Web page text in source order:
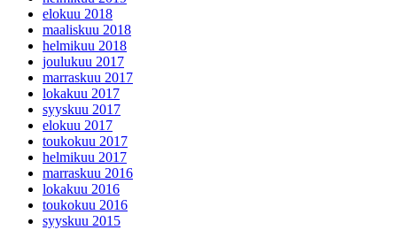
elokuu 2018
maaliskuu 2018
helmikuu 2018
joulukuu 2017
marraskuu 2017
lokakuu 2017
syyskuu 2017
elokuu 2017
toukokuu 2017
helmikuu 2017
marraskuu 2016
lokakuu 2016
toukokuu 2016
syyskuu 2015